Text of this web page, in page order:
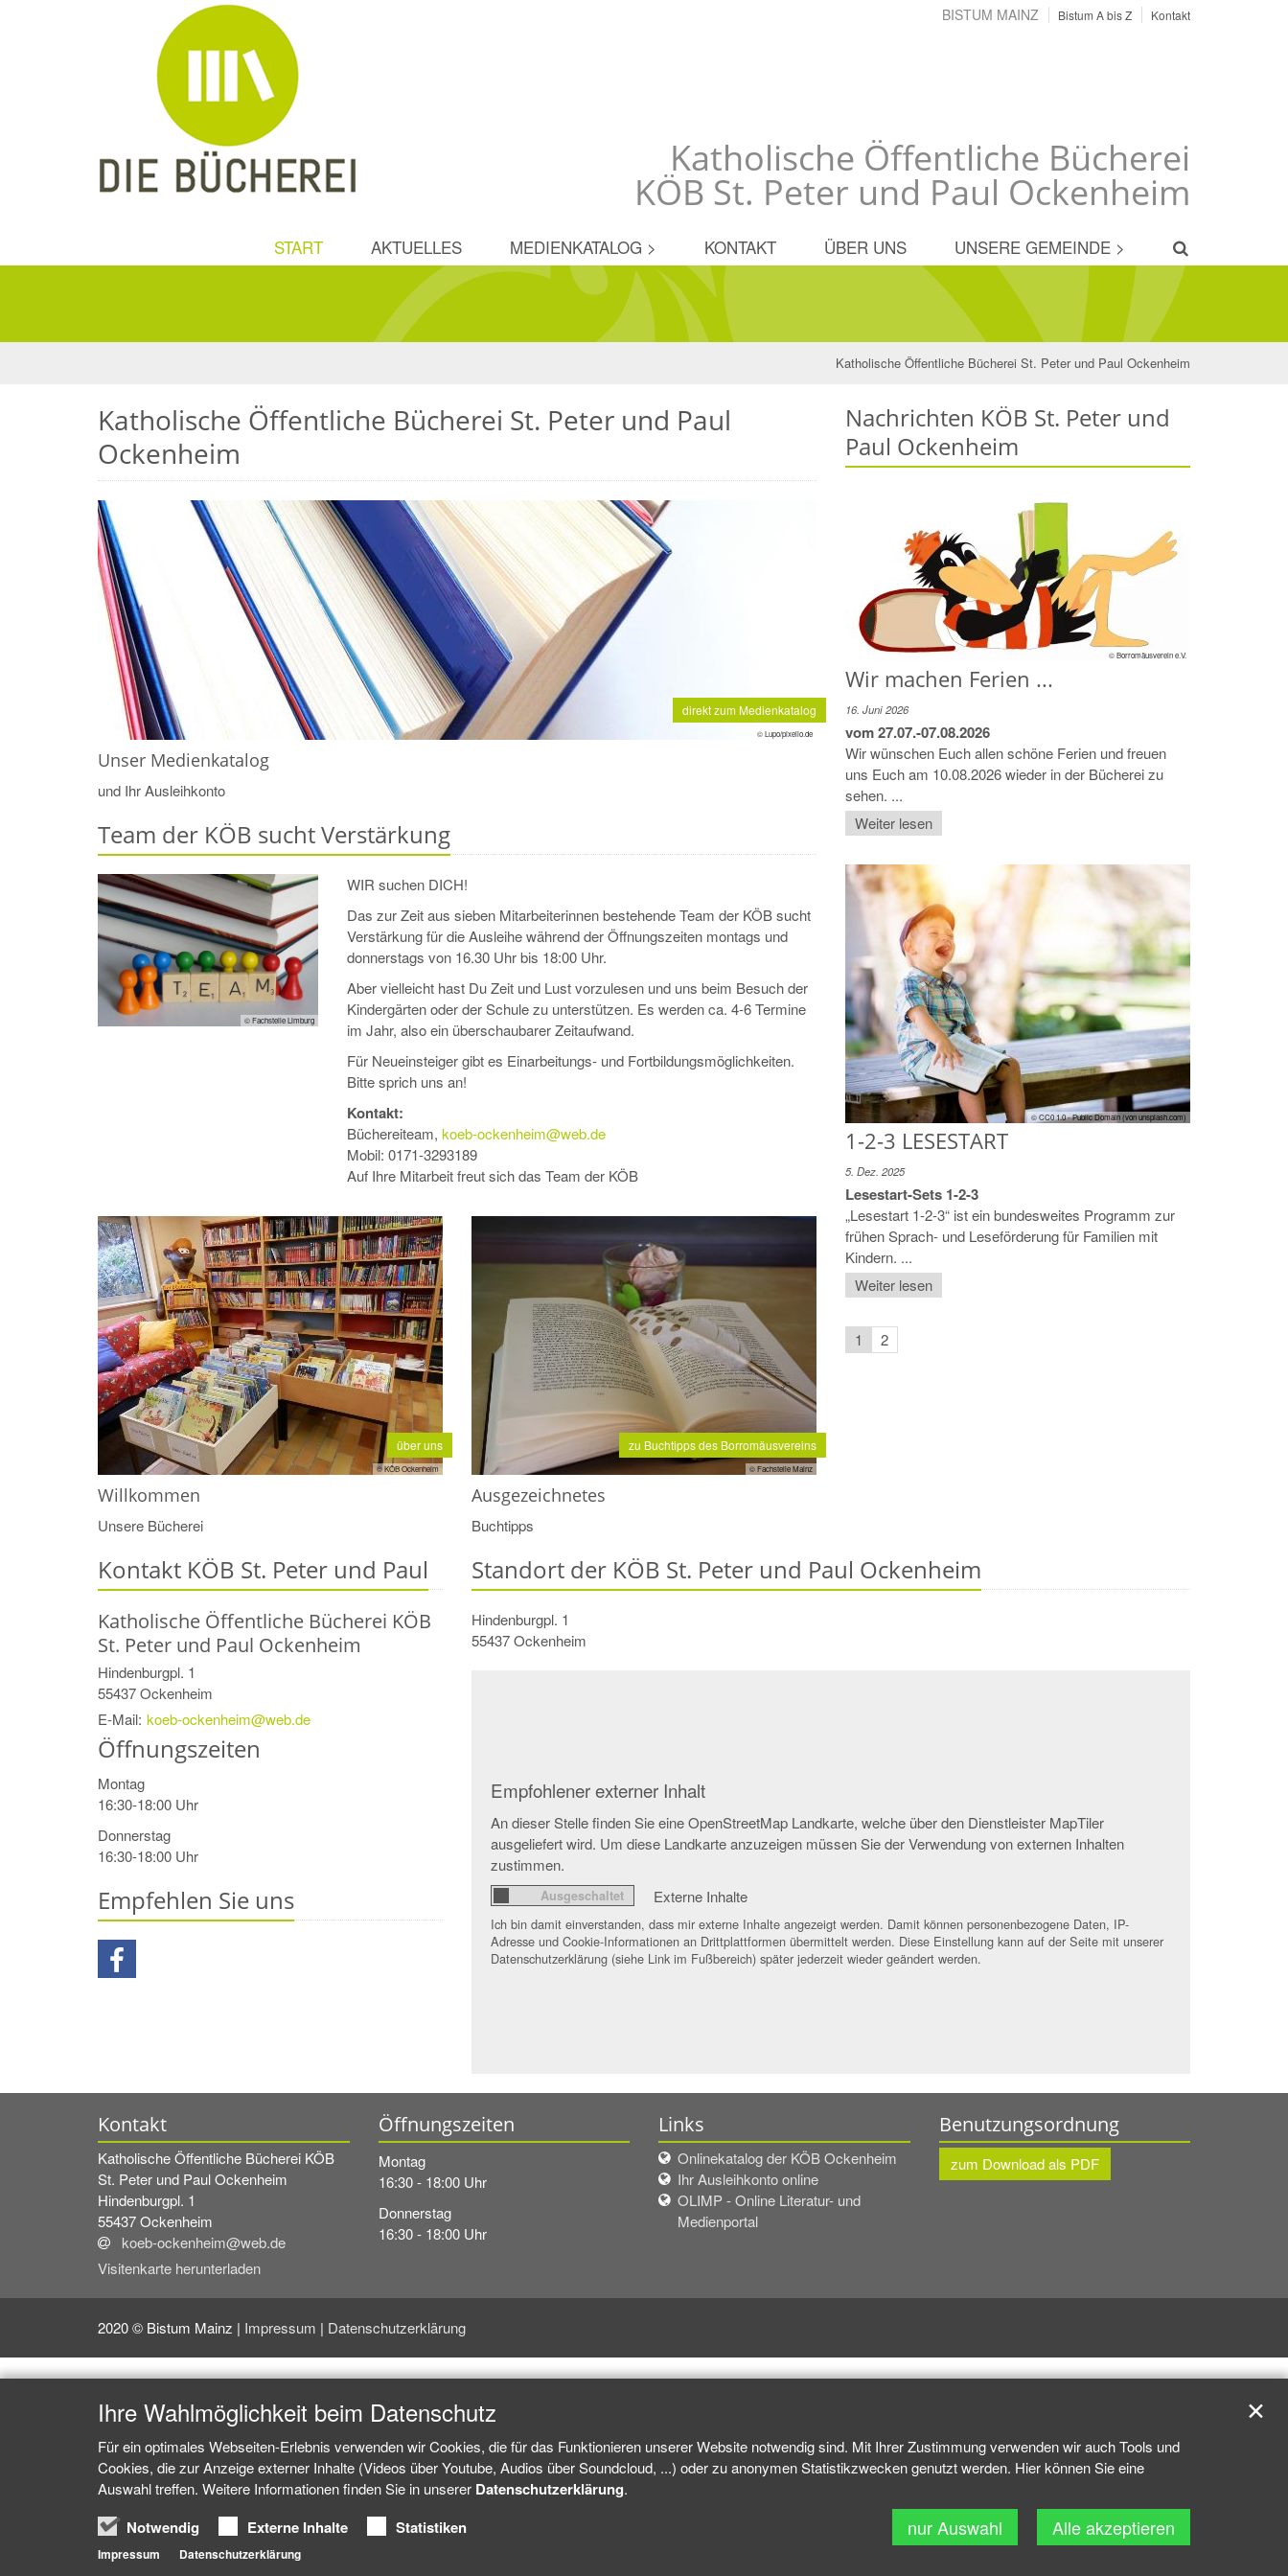
Katholische Öffentliche Bücherei
KÖB St. Peter und Paul Ockenheim
BISTUM MAINZ Bistum A bis Z Kontakt
START AKTUELLES MEDIENKATALOG > KONTAKT ÜBER UNS UNSERE GEMEINDE >
Katholische Öffentliche Bücherei St. Peter und Paul Ockenheim
Katholische Öffentliche Bücherei St. Peter und Paul
Ockenheim
direkt zum Medienkatalog
© Lupo/pixelio.de
Unser Medienkatalog
und Ihr Ausleihkonto
Team der KÖB sucht Verstärkung
© Fachstelle Limburg
WIR suchen DICH!
Das zur Zeit aus sieben Mitarbeiterinnen bestehende Team der KÖB sucht
Verstärkung für die Ausleihe während der Öffnungszeiten montags und
donnerstags von 16.30 Uhr bis 18:00 Uhr.
Aber vielleicht hast Du Zeit und Lust vorzulesen und uns beim Besuch der
Kindergärten oder der Schule zu unterstützen. Es werden ca. 4-6 Termine
im Jahr, also ein überschaubarer Zeitaufwand.
Für Neueinsteiger gibt es Einarbeitungs- und Fortbildungsmöglichkeiten.
Bitte sprich uns an!
Kontakt:
Büchereiteam, koeb-ockenheim@web.de
Mobil: 0171-3293189
Auf Ihre Mitarbeit freut sich das Team der KÖB
über uns
© KÖB Ockenheim
Willkommen
Unsere Bücherei
zu Buchtipps des Borromäusvereins
© Fachstelle Mainz
Ausgezeichnetes
Buchtipps
Nachrichten KÖB St. Peter und
Paul Ockenheim
© Borromäusverein e.V.
Wir machen Ferien ...
16. Juni 2026
vom 27.07.-07.08.2026
Wir wünschen Euch allen schöne Ferien und freuen
uns Euch am 10.08.2026 wieder in der Bücherei zu
sehen. ...
Weiter lesen
© CC0 1.0 - Public Domain (von unsplash.com)
1-2-3 LESESTART
5. Dez. 2025
Lesestart-Sets 1-2-3
„Lesestart 1-2-3“ ist ein bundesweites Programm zur
frühen Sprach- und Leseförderung für Familien mit
Kindern. ...
Weiter lesen
1 2
Kontakt KÖB St. Peter und Paul
Katholische Öffentliche Bücherei KÖB
St. Peter und Paul Ockenheim
Hindenburgpl. 1
55437Ockenheim
E-Mail: koeb-ockenheim@web.de
Öffnungszeiten
Montag
16:30-18:00 Uhr
Donnerstag
16:30-18:00 Uhr
Empfehlen Sie uns
Standort der KÖB St. Peter und Paul Ockenheim
Hindenburgpl. 1
55437Ockenheim
Empfohlener externer Inhalt
An dieser Stelle finden Sie eine OpenStreetMap Landkarte, welche über den Dienstleister MapTiler
ausgeliefert wird. Um diese Landkarte anzuzeigen müssen Sie der Verwendung von externen Inhalten
zustimmen.
Externe Inhalte
Ich bin damit einverstanden, dass mir externe Inhalte angezeigt werden. Damit können personenbezogene Daten, IP-
Adresse und Cookie-Informationen an Drittplattformen übermittelt werden. Diese Einstellung kann auf der Seite mit unserer
Datenschutzerklärung (siehe Link im Fußbereich) später jederzeit wieder geändert werden.
Kontakt
Katholische Öffentliche Bücherei KÖB
St. Peter und Paul Ockenheim
Hindenburgpl. 1
55437Ockenheim
koeb-ockenheim@web.de
Visitenkarte herunterladen
Öffnungszeiten
Montag
16:30 - 18:00 Uhr
Donnerstag
16:30 - 18:00 Uhr
Links
Onlinekatalog der KÖB Ockenheim
Ihr Ausleihkonto online
OLIMP - Online Literatur- und
Medienportal
Benutzungsordnung
zum Download als PDF
2020 © Bistum Mainz | Impressum | Datenschutzerklärung
Ihre Wahlmöglichkeit beim Datenschutz
Für ein optimales Webseiten-Erlebnis verwenden wir Cookies, die für das Funktionieren unserer Website notwendig sind. Mit Ihrer Zustimmung verwenden wir auch Tools und
Cookies, die zur Anzeige externer Inhalte (Videos über Youtube, Audios über Soundcloud, ...) oder zu anonymen Statistikzwecken genutzt werden. Hier können Sie eine
Auswahl treffen. Weitere Informationen finden Sie in unserer Datenschutzerklärung.
Notwendig Externe Inhalte Statistiken nur Auswahl Alle akzeptieren
✕
Impressum Datenschutzerklärung